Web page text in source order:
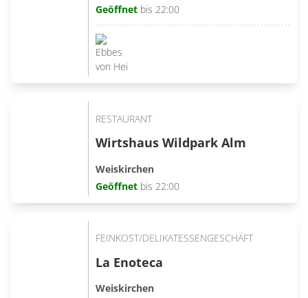
Geöffnet bis 22:00
RESTAURANT
Wirtshaus Wildpark Alm
Weiskirchen
Geöffnet bis 22:00
FEINKOST/DELIKATESSENGESCHÄFT
La Enoteca
Weiskirchen